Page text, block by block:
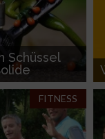
Schüssel
FITNESS